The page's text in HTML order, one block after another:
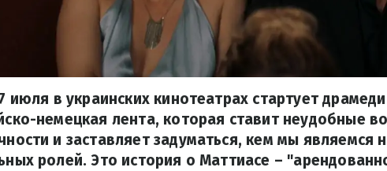
июля в украинских кинотеатрах стартует
немецкая лента, которая ставит неудобные
и заставляет задуматься, кем мы являемся
ролей. Это история о Маттиасе –